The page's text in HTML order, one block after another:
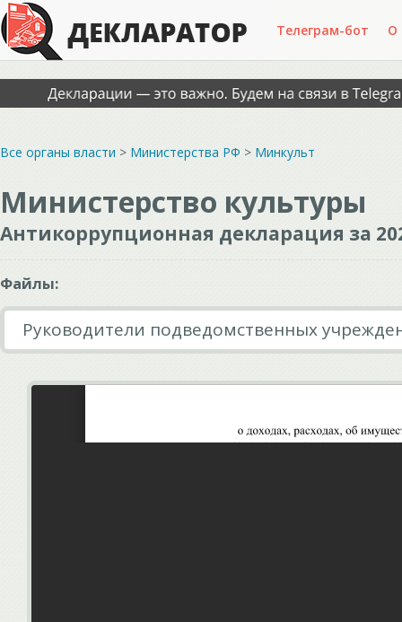
Телеграм-бот О
Все органы власти > Министерства РФ > Минкульт
Министерство культуры
Антикоррупционная декларация за
Файлы:
Руководители подведомственных